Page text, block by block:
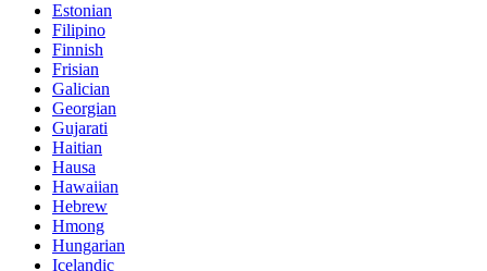
Estonian
Filipino
Finnish
Frisian
Galician
Georgian
Gujarati
Haitian
Hausa
Hawaiian
Hebrew
Hmong
Hungarian
Icelandic